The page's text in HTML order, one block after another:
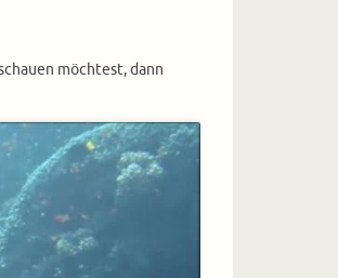
möchtest, dann